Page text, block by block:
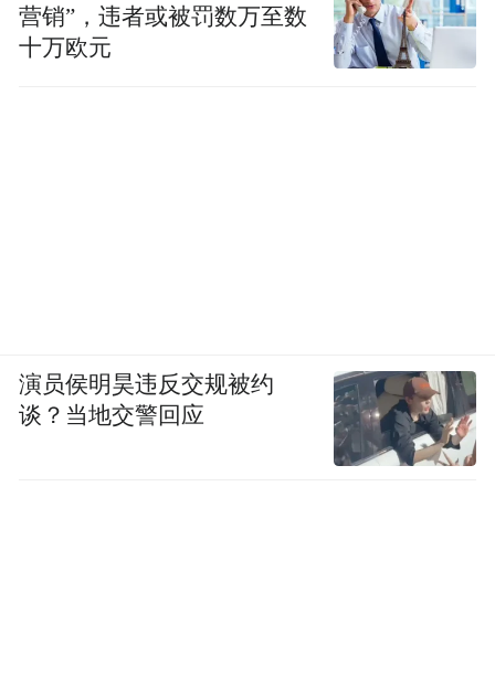
营销”，违者或被罚数万至数
十万欧元
演员侯明昊违反交规被约
谈？当地交警回应